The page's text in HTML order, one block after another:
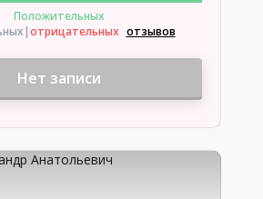
Положительных
|отрицательных отзывов
Нет записи